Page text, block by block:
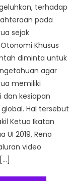
terhadap
pada
sejak
Khusus
diminta untuk
agar
memiliki
dan kesiapan
Hal tersebut
Ketua Ikatan
UI 2019, Reno
video